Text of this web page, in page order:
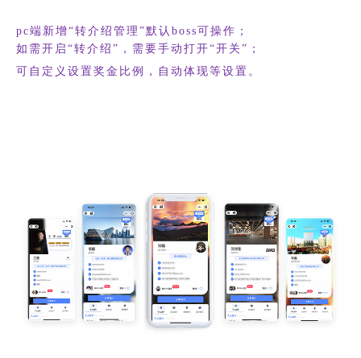
pc端新增“转介绍管理”默认boss可操作；
如需开启“转介绍”，需要手动打开“开关”；
可自定义设置奖金比例，自动体现等设置。